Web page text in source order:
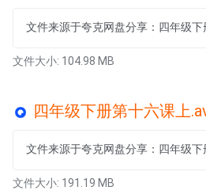
文件来源于夸克网盘分享：四年级下
文件大小: 104.98 MB
四年级下册第十六课上
文件来源于夸克网盘分享：四年级下
文件大小: 191.19 MB